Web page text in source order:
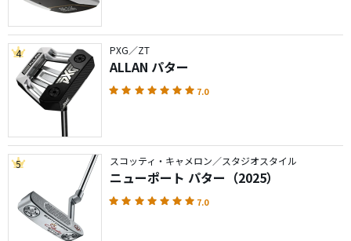
4 PXG／ZT
ALLAN パター
7.0
5 スコッティ・キャメロン／スタジオスタイル
ニューポート パター（2025）
7.0